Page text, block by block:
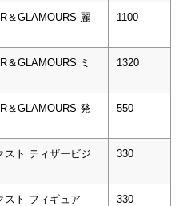
＆GLAMOURS 麗
1100
＆GLAMOURS ミ
1320
＆GLAMOURS 発
550
スト ティザービジ
330
スト フィギュア
330